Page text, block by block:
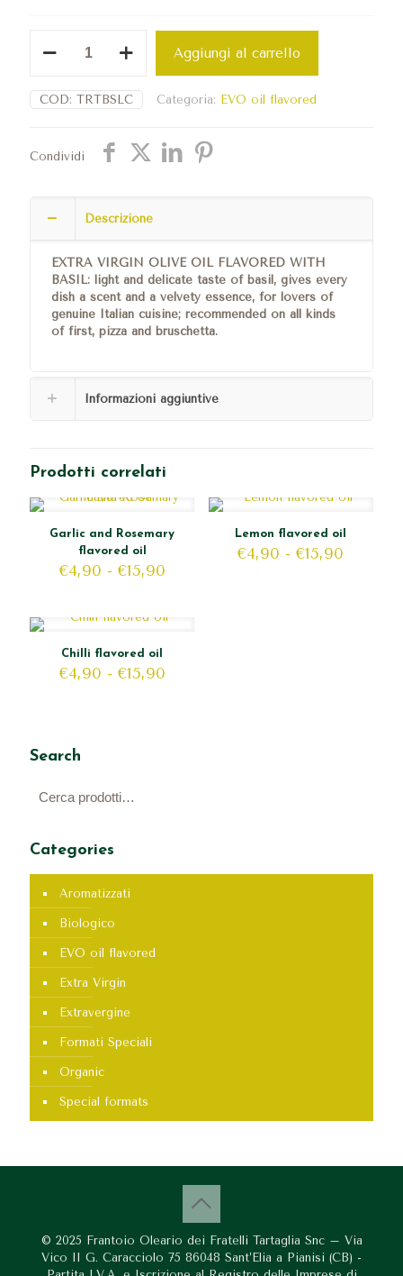
a
€15,90
flavored
quantità
Aggiungi al carrello
COD: TRTBSLC Categoria: EVO oil flavored
Condividi
Descrizione
EXTRA VIRGIN OLIVE OIL FLAVORED WITH
BASIL: light and delicate taste of basil, gives every
dish a scent and a velvety essence, for lovers of
genuine Italian cuisine; recommended on all kinds
of first, pizza and bruschetta.
Informazioni aggiuntive
Prodotti correlati
Garlic and Rosemary
flavored oil
€4,90 - €15,90Fascia
da
€15,90
Lemon flavored oil
€4,90 - €15,90
Chilli flavored oil
€4,90 - €15,90Fascia
Search
Categories
Aromatizzati
Biologico
EVO oil flavored
Extra Virgin
Extravergine
Formati Speciali
Organic
Special formats
© 2025 Frantoio Oleario dei Fratelli Tartaglia Snc – Via
Vico II G. Caracciolo 75 86048 Sant’Elia a Pianisi (CB) -